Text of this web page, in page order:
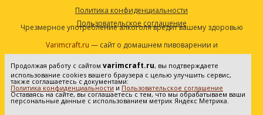
Политика конфиденциальности
Пользовательское соглашение
Чрезмерное употребление алкоголя вредит вашему здоровью
Varimcraft.ru — сайт о домашнем пивоварении и
самогоноварении.
Сетевое издание «Варимкрафт». Зарегистрировано в
Федеральной службе по надзору в сфере связи, информационных
технологий и массовых коммуникаций (Роскомнадзор). Реестровая
запись ЭЛ No ФС77-80936 от 25.05.2021. Все права защищены. 16+
Продолжая работу с сайтом varimcraft.ru, вы подтверждаете
использование cookies вашего браузера с целью улучшить сервис,
также соглашаетесь с документами:
Политика конфиденциальности и Пользовательское соглашение
Оставаясь на сайте, вы соглашаетесь с тем, что мы обрабатываем ваши
персональные данные с использованием метрик Яндекс Метрика.